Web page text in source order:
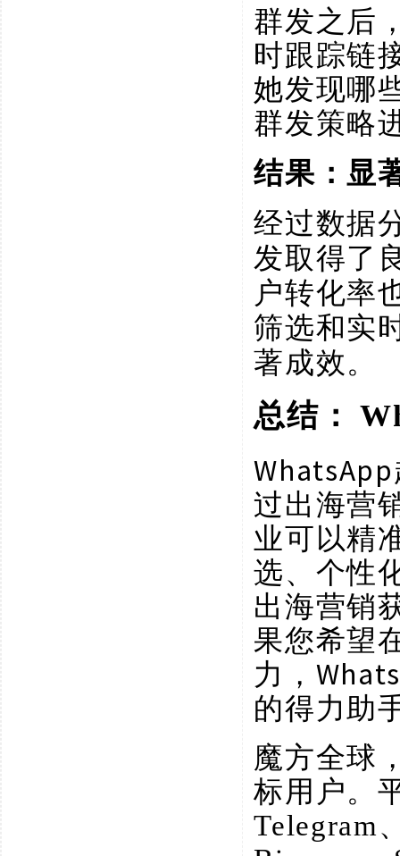
群发之后
时跟踪链
她发现哪
群发策略
结果：显
经过数据
发取得了
户转化率
筛选和实
著成效。
总结：
过出海营
业可以精
选、个性
出海营销
果您希望
力，
的得力助
魔方全球
标用户。
Telegram